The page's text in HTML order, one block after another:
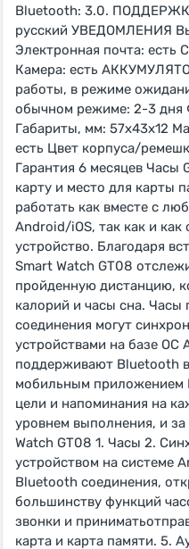
Bluetooth: 3.0.
русский УВЕДОМЛЕНИЯ
Электронная почта: есть
Камера: есть
работы, в режиме
обычном режиме: 2-3
Габариты, мм: 57x43x12
есть Цвет корпуса/
Гарантия 6 месяцев Часы
карту и место для карты
работать как вместе с
Android/iOS, так как и
устройство. Благодаря
Smart Watch GT08
пройденную дистанцию,
калорий и часы сна. Часы
соединения могут
устройствами на базе ОС
поддерживают Bluetooth
мобильным приложением
цели и напоминания на
уровнем выполнения, и
Watch GT08 1. Часы 2.
устройством на системе
Bluetooth соединения,
большинству функций
звонки и
карта и карта памяти. 5.